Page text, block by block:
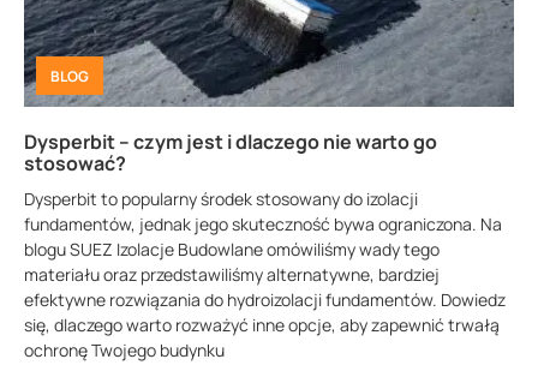
BLOG
Dysperbit – czym jest i dlaczego nie warto go
stosować?
Dysperbit to popularny środek stosowany do izolacji
fundamentów, jednak jego skuteczność bywa ograniczona. Na
blogu SUEZ Izolacje Budowlane omówiliśmy wady tego
materiału oraz przedstawiliśmy alternatywne, bardziej
efektywne rozwiązania do hydroizolacji fundamentów. Dowiedz
się, dlaczego warto rozważyć inne opcje, aby zapewnić trwałą
ochronę Twojego budynku